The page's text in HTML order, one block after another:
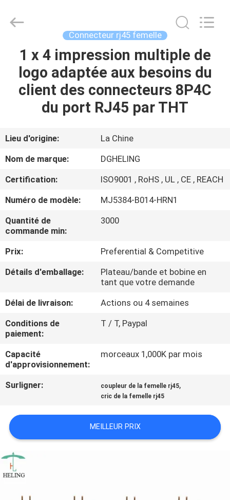
MAISON
PRODUITS
SUJET
DE
NOUS
VISITE
D'USINE
CONTRÔLE
DE
CONTACTEZ-
NOUS
DEMANDEZ
UNE
PLAN
DU
SITE
Ltd..
Developed
Connecteur rj45 femelle
1 x 4 impression multiple de
logo adaptée aux besoins du
client des connecteurs 8P4C
du port RJ45 par THT
Lieu d'origine:
La Chine
Nom de marque:
DGHELING
Certification:
ISO9001 , RoHS , UL , CE , REACH
Numéro de modèle:
MJ5384-B014-HRN1
Quantité de
commande min:
3000
Prix:
Preferential & Competitive
Détails d'emballage:
Plateau/bande et bobine en
tant que votre demande
Délai de livraison:
Actions ou 4 semaines
Conditions de
paiement:
T / T, Paypal
Capacité
d'approvisionnement:
morceaux 1,000K par mois
Surligner: coupleur de la femelle rj45,
cric de la femelle rj45
MEILLEUR PRIX